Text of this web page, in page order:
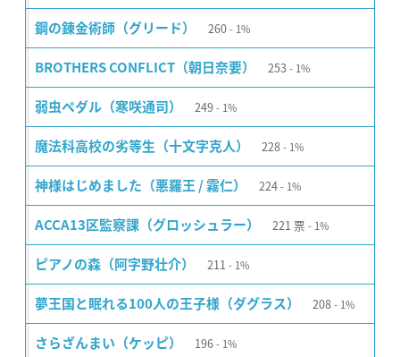
鋼の錬金術師（グリード） 260 1%
BROTHERS CONFLICT（朝日奈要） 253 1%
弱虫ペダル（寒咲通司） 249 1%
魔法科高校の劣等生（十文字克人） 228 1%
神様はじめました（悪羅王 / 霧仁） 224 1%
ACCA13区監察課（グロッシュラー） 221 票 1%
ピアノの森（阿字野壮介） 211 1%
夢王国と眠れる100人の王子様（ダグラス） 208 1%
さらざんまい（ケッピ） 196 1%